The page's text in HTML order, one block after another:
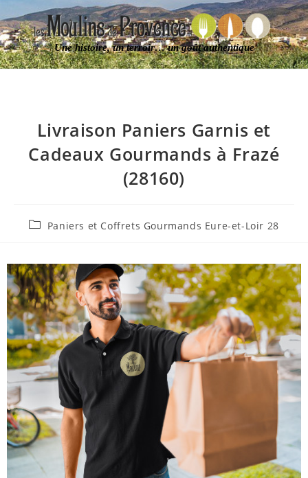
Une histoire, un terroir… un goût authentique
Livraison Paniers Garnis et
Cadeaux Gourmands à Frazé
(28160)
Paniers et Coffrets Gourmands Eure-et-Loir 28